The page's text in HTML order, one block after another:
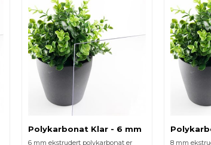
Polykarbonat Klar - 6 mm
6 mm ekstrudert polykarbonat er
8 mm